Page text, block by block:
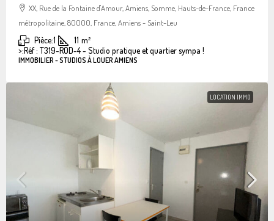
XX, Rue de la Fontaine d'Amour, Amiens, Somme, Hauts-de-France, France
métropolitaine, 80000, France, Amiens - Saint-Leu
Pièce:1 11 m²
>:Réf : T319-ROD-4 - Studio pratique et quartier sympa !
IMMOBILIER - STUDIOS À LOUER AMIENS
LOCATION IMMO